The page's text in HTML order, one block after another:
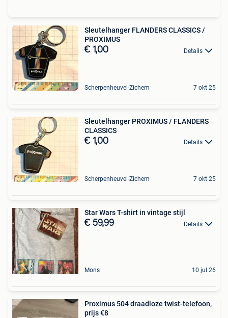
Sleutelhanger FLANDERS CLASSICS /
PROXIMUS
€ 1,00 Details
Scherpenheuvel-Zichem 7 okt 25
Sleutelhanger PROXIMUS / FLANDERS
CLASSICS
€ 1,00 Details
Scherpenheuvel-Zichem 7 okt 25
Star Wars T-shirt in vintage stijl
€ 59,99 Details
Mons 10 jul 26
Proximus 504 draadloze twist-telefoon,
prijs €8